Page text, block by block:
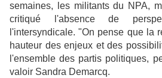
semaines, les militants du NPA,
critiqué l'absence de
l'intersyndicale. "On pense que la
hauteur des enjeux et des
l'ensemble des partis politiques,
valoir Sandra Demarcq.